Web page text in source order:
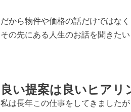
だから物件や価格の話だけではなく
その先にある人生のお話を聞きたい
良い提案は良いヒアリ
私は長年この仕事をしてきましたが